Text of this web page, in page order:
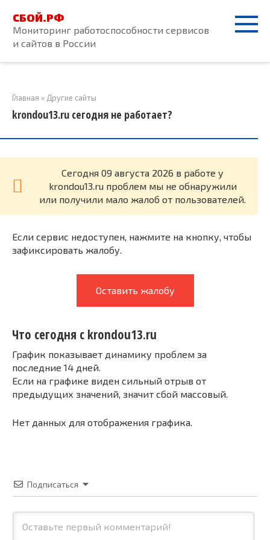
контенту
СБОЙ.РФ
Мониторинг работоспособности сервисов
и сайтов в России
Главная » Другие сайты
krondou13.ru сегодня не работает?
Cегодня 09 августа 2026 в работе у
krondou13.ru проблем мы не обнаружили
или получили мало жалоб от пользователей.
Если сервис недоступен, нажмите на кнопку, чтобы
зафиксировать жалобу.
Оставить жалобу
Что сегодня с krondou13.ru
График показывает динамику проблем за
последние 14 дней.
Если на графике виден сильный отрыв от
предыдущих значений, значит сбой массовый.
Нет данных для отображения графика.
Подписаться